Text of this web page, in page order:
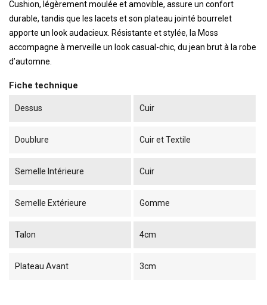
Cushion, légèrement moulée et amovible, assure un confort
durable, tandis que les lacets et son plateau jointé bourrelet
apporte un look audacieux. Résistante et stylée, la Moss
accompagne à merveille un look casual-chic, du jean brut à la robe
d’automne.
Fiche technique
Dessus Cuir
Doublure Cuir et Textile
Semelle Intérieure Cuir
Semelle Extérieure Gomme
Talon 4cm
Plateau Avant 3cm